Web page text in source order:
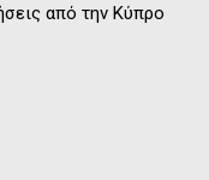
από την Κύπρο